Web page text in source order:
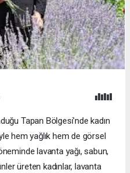
Tapan Bölgesi'nde kadın
hem yağlık hem de görsel
lavanta yağı, sabun,
üreten kadınlar, lavanta